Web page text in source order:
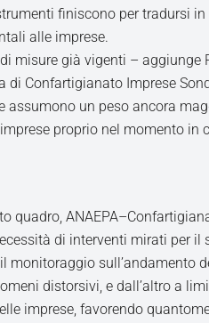
finiscono per tradursi
alle imprese.
misure già vigenti – aggiunge
di Confartigianato Imprese
assumono un peso ancora
proprio nel momento in
quadro,
di interventi mirati per il
monitoraggio sull’andamento
distorsivi, e dall’altro a
imprese, favorendo